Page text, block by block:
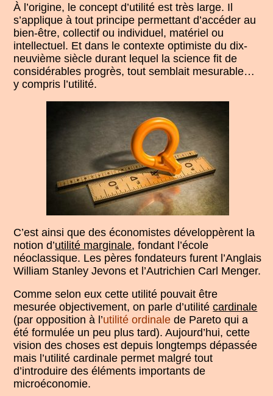
À l’origine, le concept d’utilité est très large. Il
s’applique à tout principe permettant d’accéder au
bien-être, collectif ou individuel, matériel ou
intellectuel. Et dans le contexte optimiste du dix-
neuvième siècle durant lequel la science fit de
considérables progrès, tout semblait mesurable…
y compris l’utilité.
C’est ainsi que des économistes développèrent la
notion d’utilité marginale, fondant l’école
néoclassique. Les pères fondateurs furent l’Anglais
William Stanley Jevons et l’Autrichien Carl Menger.
Comme selon eux cette utilité pouvait être
mesurée objectivement, on parle d’utilitécardinale
(par opposition à l’utilité ordinale de Pareto qui a
été formulée un peu plus tard). Aujourd’hui, cette
vision des choses est depuis longtemps dépassée
mais l’utilité cardinale permet malgré tout
d’introduire des éléments importants de
microéconomie.